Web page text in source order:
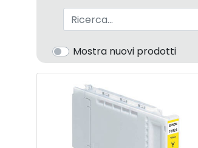
Barra di ricerca
Mostra nuovi prodotti